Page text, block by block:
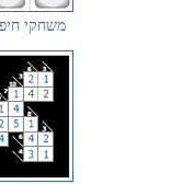
משחקי